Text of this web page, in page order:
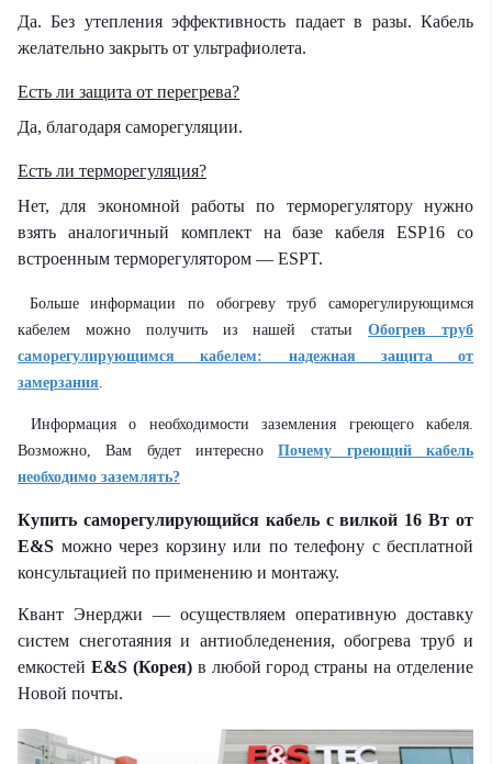
Да. Без утепления эффективность падает в разы. Кабель
желательно закрыть от ультрафиолета.
Есть ли защита от перегрева?
Да, благодаря саморегуляции.
Есть ли терморегуляция?
Нет, для экономной работы по терморегулятору нужно
взять аналогичный комплект на базе кабеля ESP16 со
встроенным терморегулятором — ESPT.
Больше информации по обогреву труб саморегулирующимся
кабелем можно получить из нашей статьиОбогрев труб
саморегулирующимся кабелем: надежная защита от
замерзания.
Информация о необходимости заземления греющего кабеля.
Возможно, Вам будет интересноПочему греющий кабель
необходимо заземлять?
Купить саморегулирующийся кабель с вилкой 16 Вт от
E&S можно через корзину или по телефону с бесплатной
консультацией по применению и монтажу.
Квант Энерджи — осуществляем оперативную доставку
систем снеготаяния и антиобледенения, обогрева труб и
емкостей E&S (Корея)в любой город страны на отделение
Новой почты.